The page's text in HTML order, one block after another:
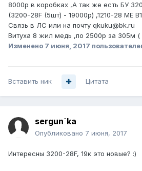
8000р в коробках ,А так же есть БУ
(3200-28F (5шт) - 19000р) ,1210-28 МЕ
Связь в ЛС или на почту qkuku@bk.ru
Витуха 8 жил медь ,по 2500р за 305м (
Изменено 7 июня, 2017
Вставить ник Цитата
sergun`ka
Опубликовано 7 июня, 2017
Интересны 3200-28F, 19к это новые? :)